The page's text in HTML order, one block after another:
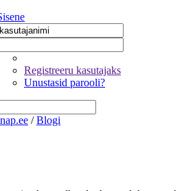
Registreeru kasutajaks
Unustasid parooli?
/ Blogi